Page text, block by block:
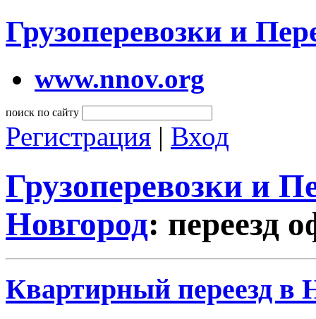
Грузоперевозки и
www.nnov.org
поиск по сайту
Регистрация | Вход
Грузоперевозки и
Новгород: переезд
Квартирный переезд в